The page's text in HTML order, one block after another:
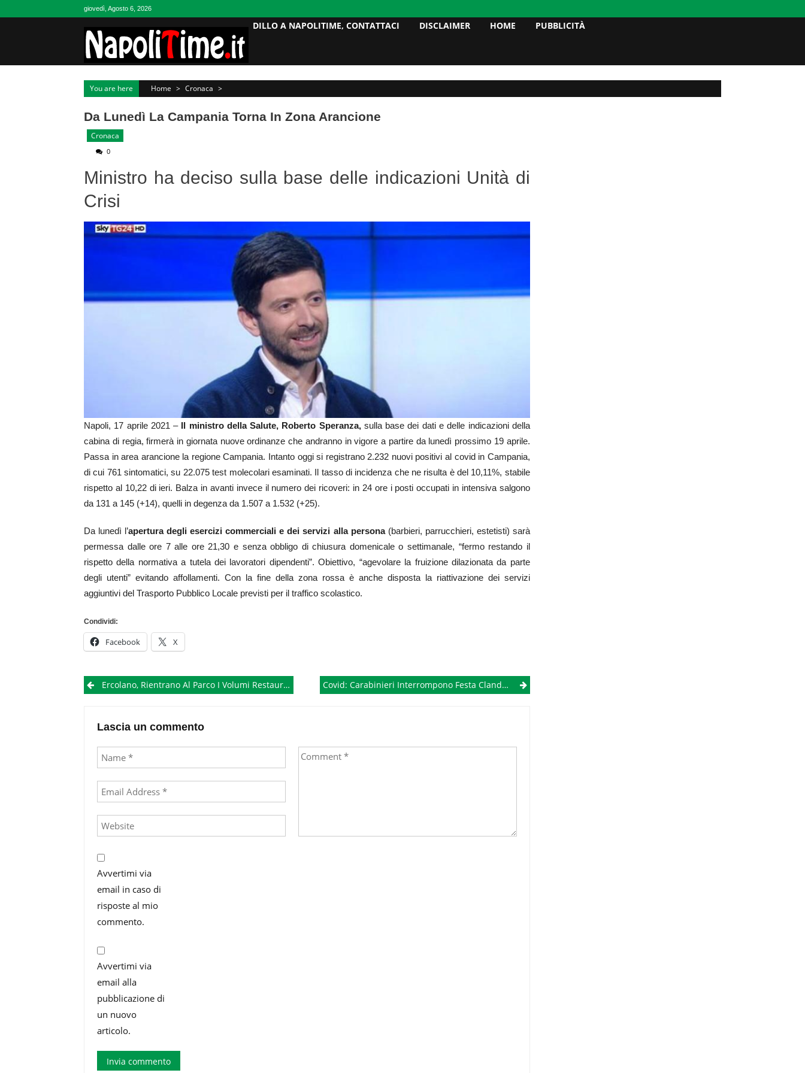
giovedì, Agosto 6, 2026
DILLO A NAPOLITIME, CONTATTACI DISCLAIMER HOME PUBBLICITÀ
You are here Home > Cronaca >
Da Lunedì La Campania Torna In Zona Arancione
Cronaca
0
Ministro ha deciso sulla base delle indicazioni Unità di
Crisi
Napoli, 17 aprile 2021 – Il ministro della Salute, Roberto Speranza,sulla base dei dati e delle indicazioni della
cabina di regia, firmerà in giornata nuove ordinanze che andranno in vigore a partire da lunedì prossimo 19 aprile.
Passa in area arancione la regione Campania. Intanto oggi si registrano 2.232 nuovi positivi al covid in Campania,
di cui 761 sintomatici, su 22.075 test molecolari esaminati. Il tasso di incidenza che ne risulta è del 10,11%, stabile
rispetto al 10,22 di ieri. Balza in avanti invece il numero dei ricoveri: in 24 ore i posti occupati in intensiva salgono
da 131 a 145 (+14), quelli in degenza da 1.507 a 1.532 (+25).
Da lunedì l’apertura degli esercizi commerciali e dei servizi alla persona(barbieri, parrucchieri, estetisti) sarà
permessa dalle ore 7 alle ore 21,30 e senza obbligo di chiusura domenicale o settimanale, “fermo restando il
rispetto della normativa a tutela dei lavoratori dipendenti”. Obiettivo, “agevolare la fruizione dilazionata da parte
degli utenti” evitando affollamenti. Con la fine della zona rossa è anche disposta la riattivazione dei servizi
aggiuntivi del Trasporto Pubblico Locale previsti per il traffico scolastico.
Condividi:
Facebook X
PostErcolano, Rientrano Al Parco I Volumi Restaurati Dalla Biblioteca Covid: Carabinieri Interrompono Festa Clandestina In B&B A Napoli
Lascia un commento
Avvertimi via
email in caso di
risposte al mio
commento.
Avvertimi via
email alla
pubblicazione di
un nuovo
articolo.